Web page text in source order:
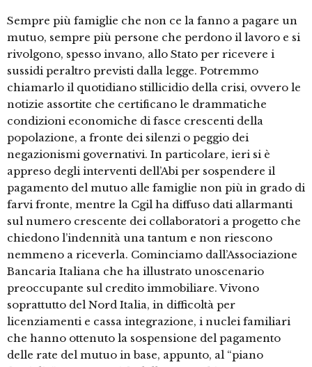
Sempre più famiglie che non ce la fanno a pagare un
mutuo, sempre più persone che perdono il lavoro e si
rivolgono, spesso invano, allo Stato per ricevere i
sussidi peraltro previsti dalla legge. Potremmo
chiamarlo il quotidiano stillicidio della crisi, ovvero le
notizie assortite che certificano le drammatiche
condizioni economiche di fasce crescenti della
popolazione, a fronte dei silenzi o peggio dei
negazionismi governativi. In particolare, ieri si è
appreso degli interventi dell’Abi per sospendere il
pagamento del mutuo alle famiglie non più in grado di
farvi fronte, mentre la Cgil ha diffuso dati allarmanti
sul numero crescente dei collaboratori a progetto che
chiedono l’indennità una tantum e non riescono
nemmeno a riceverla. Cominciamo dall’Associazione
Bancaria Italiana che ha illustrato unoscenario
preoccupante sul credito immobiliare. Vivono
soprattutto del Nord Italia, in difficoltà per
licenziamenti e cassa integrazione, i nuclei familiari
che hanno ottenuto la sospensione del pagamento
delle rate del mutuo in base, appunto, al “piano